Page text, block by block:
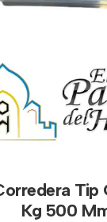
Tip
Kg 500